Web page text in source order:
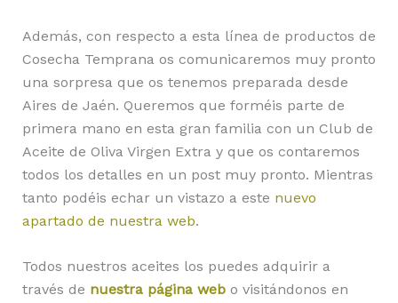
Además, con respecto a esta línea de productos de
Cosecha Temprana os comunicaremos muy pronto
una sorpresa que os tenemos preparada desde
Aires de Jaén. Queremos que forméis parte de
primera mano en esta gran familia con un Club de
Aceite de Oliva Virgen Extra y que os contaremos
todos los detalles en un post muy pronto. Mientras
tanto podéis echar un vistazo a este nuevo
apartado de nuestra web.
Todos nuestros aceites los puedes adquirir a
través de nuestra página webo visitándonos en